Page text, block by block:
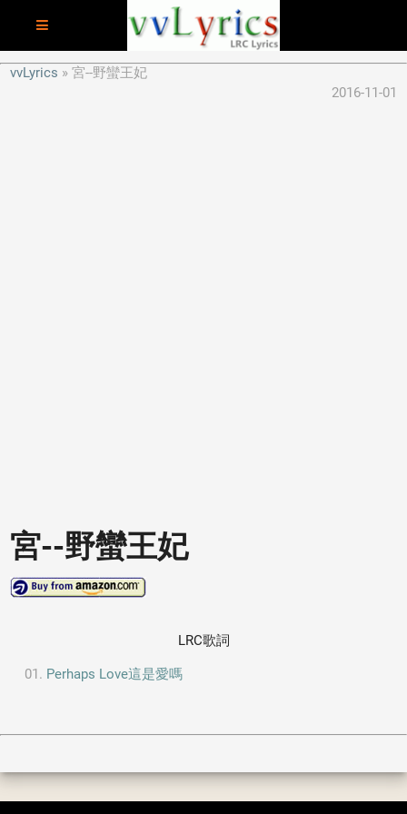
vvLyrics
宮--野蠻王妃
2016-11-01
宮--野蠻王妃
LRC歌詞
Perhaps Love這是愛嗎